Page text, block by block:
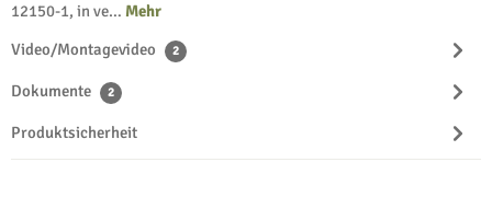
12150-1, in ve… Mehr
Video/Montagevideo
2
Dokumente 2
Produktsicherheit